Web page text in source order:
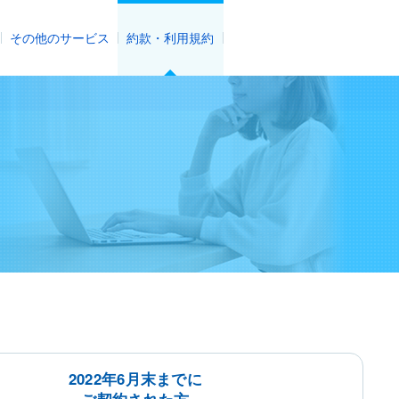
その他のサービス 約款・利用規約
2022年6月末までに